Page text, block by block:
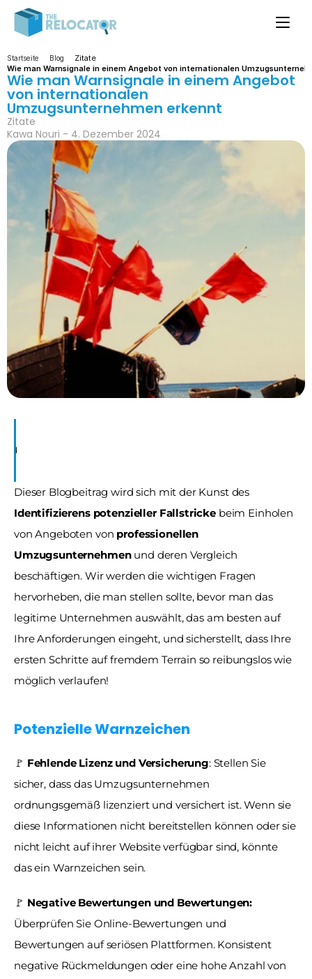
Startseite Blog
Zitate
Wie man Warnsignale in einem Angebot von internationalen
Wie man Warnsignale in einem Angebot
von internationalen
Umzugsunternehmen erkennt
Zitate
Kawa Nouri - 4. Dezember 2024
Identifizierens potenzieller Fallstricke beim Einholen
von Angeboten von professionellen
Umzugsunternehmen und deren Vergleich
beschäftigen. Wir werden die wichtigen Fragen
hervorheben, die man stellen sollte, bevor man das
legitime Unternehmen auswählt, das am besten auf
Ihre Anforderungen eingeht, und sicherstellt, dass Ihre
ersten Schritte auf fremdem Terrain so reibungslos wie
möglich verlaufen!
Potenzielle Warnzeichen
🚩 Fehlende Lizenz und Versicherung: Stellen Sie
sicher, dass das Umzugsunternehmen
ordnungsgemäß lizenziert und versichert ist. Wenn sie
diese Informationen nicht bereitstellen können oder sie
nicht leicht auf ihrer Website verfügbar sind, könnte
das ein Warnzeichen sein.
🚩 Negative Bewertungen und Bewertungen:
Überprüfen Sie Online-Bewertungen und
Bewertungen auf seriösen Plattformen. Konsistent
negative Rückmeldungen oder eine hohe Anzahl von